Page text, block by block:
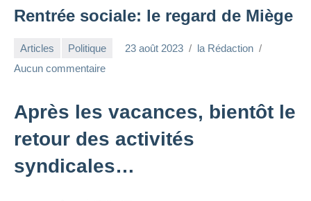
Rentrée sociale: le regard de Miège
Articles Politique 23 août 2023
la Rédaction
Aucun commentaire
Après les vacances, bientôt le
retour des activités
syndicales…